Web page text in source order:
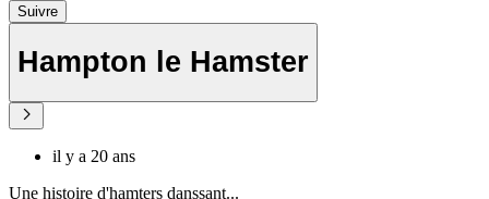
Suivre
Hampton le Hamster
il y a 20 ans
Une histoire d'hamters danssant...